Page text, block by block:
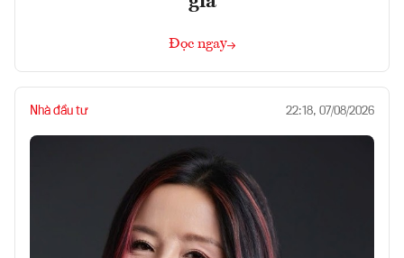
Đọc ngay
Nhà đầu tư 22:18, 07/08/2026